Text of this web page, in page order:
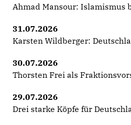
Ahmad Mansour: Islamismus
31.07.2026
Karsten Wildberger:
30.07.2026
Thorsten Frei als
29.07.2026
Drei starke Köpfe für